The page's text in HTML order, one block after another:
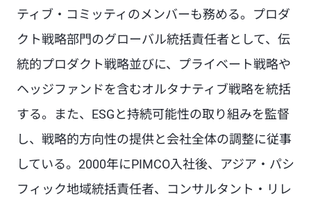
ティブ・コミッティのメンバーも務める。プロダ
クト戦略部門のグローバル統括責任者として、伝
統的プロダクト戦略並びに、プライベート戦略や
ヘッジファンドを含むオルタナティブ戦略を統括
する。また、ESGと持続可能性の取り組みを監督
し、戦略的方向性の提供と会社全体の調整に従事
している。2000年にPIMCO入社後、アジア・パシ
フィック地域統括責任者、コンサルタント・リレ